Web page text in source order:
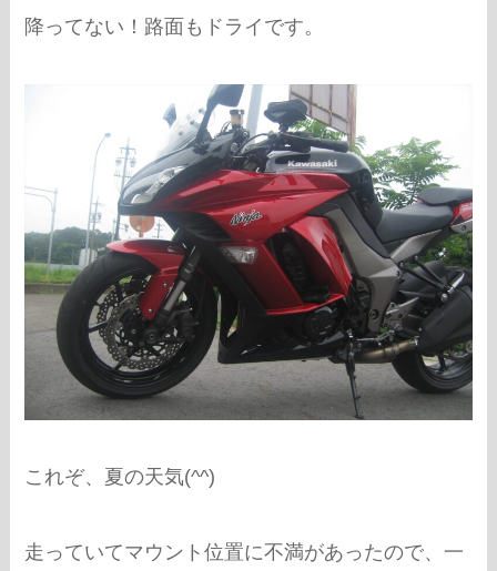
降ってない！路面もドライです。
これぞ、夏の天気(^^)
走っていてマウント位置に不満があったので、一